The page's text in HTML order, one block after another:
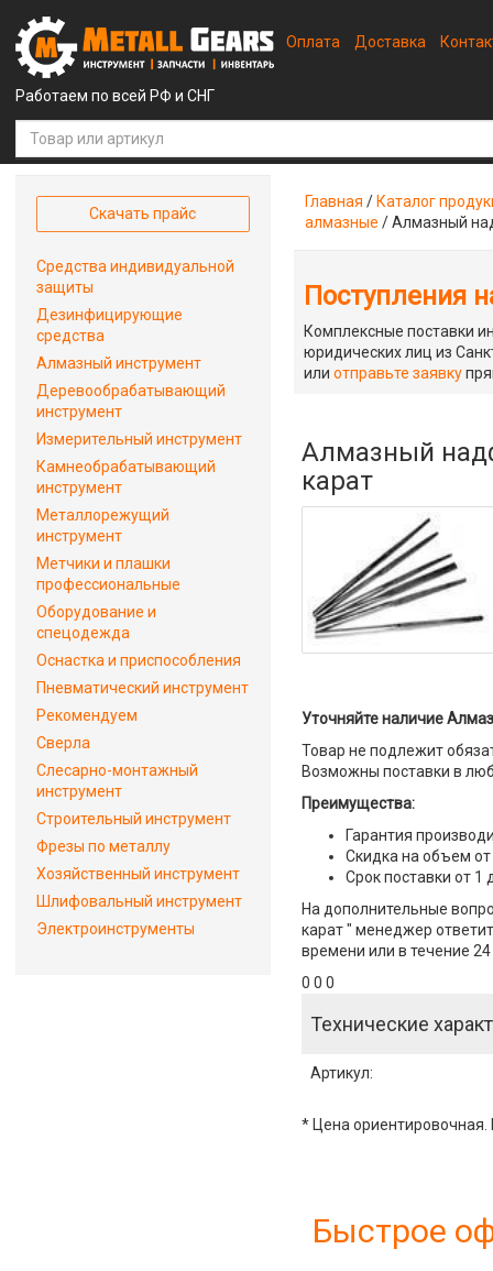
Работаем по всей РФ и СНГ
Оплата Доставка
Главная / Каталог
алмазные /Алмазный
Поступления
Комплексные поставки
юридических лиц из
илиотправьте заявку
Алмазный
карат
Уточняйте наличие
Товар не подлежит
Возможны поставки в
Преимущества:
Гарантия
Скидка на объем от
Срок поставки от 1
На дополнительные
карат " менеджер
времени или в течение
0 0 0
Технические
Артикул:
* Цена ориентировочная.
Быстрое
Скачать прайс
Средства индивидуальной
защиты
Дезинфицирующие
средства
Алмазный инструмент
Деревообрабатывающий
инструмент
Измерительный инструмент
Камнеобрабатывающий
инструмент
Металлорежущий
инструмент
Метчики и плашки
профессиональные
Оборудование и
спецодежда
Оснастка и приспособления
Пневматический инструмент
Рекомендуем
Сверла
Слесарно-монтажный
инструмент
Строительный инструмент
Фрезы по металлу
Хозяйственный инструмент
Шлифовальный инструмент
Электроинструменты